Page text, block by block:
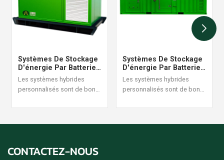
Systèmes De Stockage
D'énergie Par Batterie
100KW
Les systèmes hybrides
personnalisés sont de bons
solaire et le groupe
Systèmes De Stockage
D'énergie Par Batterie
1000KW
Les systèmes hybrides
personnalisés sont de bons
solaire et le groupe
CONTACTEZ-NOUS